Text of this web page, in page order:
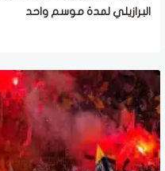
البرازيلي لمدة موسم واحد